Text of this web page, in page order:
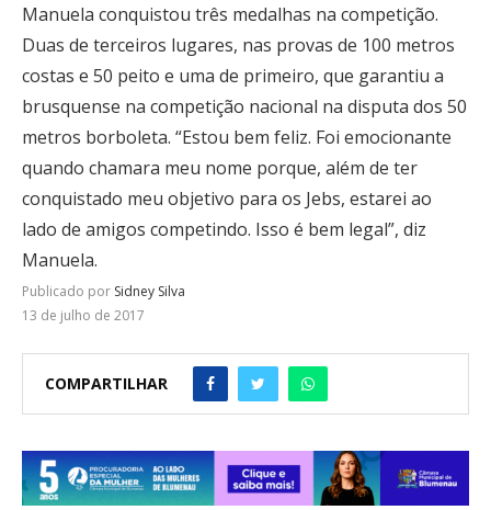
Manuela conquistou três medalhas na competição.
Duas de terceiros lugares, nas provas de 100 metros
costas e 50 peito e uma de primeiro, que garantiu a
brusquense na competição nacional na disputa dos 50
metros borboleta. “Estou bem feliz. Foi emocionante
quando chamara meu nome porque, além de ter
conquistado meu objetivo para os Jebs, estarei ao
lado de amigos competindo. Isso é bem legal”, diz
Manuela.
Publicado por Sidney Silva
13 de julho de 2017
COMPARTILHAR